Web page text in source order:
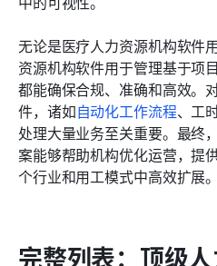
无论是医疗人力资源机构软件
资源机构软件用于管理基于项
都能确保合规、准确和高效。
件，诸如自动化工作流程、工
处理大量业务至关重要。最终
案能够帮助机构优化运营，提
个行业和用工模式中高效扩展。
完整列表：顶级